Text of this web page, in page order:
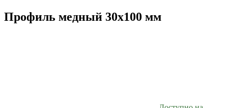
Профиль медный 30х100 мм